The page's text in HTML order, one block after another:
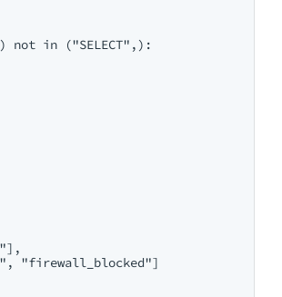
not in ("SELECT",):
"firewall_blocked"]